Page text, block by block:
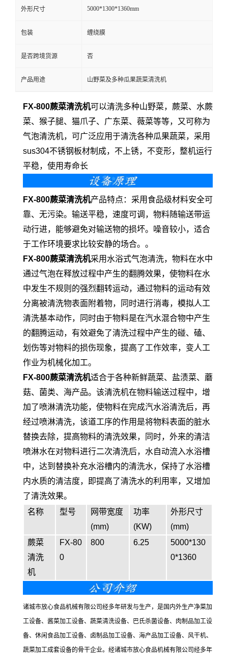
外形尺寸 5000*1300*1360mm
包装 缠绕膜
是否跨境货源 否
产品用途 山野菜及多种瓜果蔬菜清洗机
FX-800蕨菜清洗机可以清洗多种山野菜，蕨菜、水蕨
菜、猴子腿、猫爪子、广东菜、薇菜等等，又可称为
气泡清洗机， 可广泛应用于清洗各种瓜果蔬菜， 采用
sus304不锈钢板材制成，不上锈，不变形，整机运行
平稳，使用寿命长
FX-800蕨菜清洗机产品特点：采用食品级材料安全可
靠、无污染。输送平稳，速度可调，物料随输送带运
动行进，能够避免对输送物的损坏。噪音较小，适合
于工作环境要求比较安静的场合。。
FX-800蕨菜清洗机采用水浴式气泡清洗，物料在水中
通过气泡在释放过程中产生的翻腾效果，使物料在水
中发生不规则的强烈翻转运动，通过物料的运动有效
分离被清洗物表面附着物，同时进行消毒，模拟人工
清洗基本动作，同时由于物料是在汽水混合物中产生
的翻腾运动，有效避免了清洗过程中产生的碰、磕、
划伤等对物料的损伤现象，提高了工作效率，变人工
作业为机械化加工。
FX-800蕨菜清洗机适合于各种新鲜蔬菜、盐渍菜、蘑
菇、菌类、海产品。该清洗机在物料输送过程中，增
加了喷淋清洗功能，使物料在完成汽水浴清洗后，再
经过喷淋清洗，该道工序的作用是将物料表面的脏水
替换去除，提高物料的清洗效果，同时，外来的清洁
喷淋水在对物料进行二次清洗后，水自动流入水浴槽
中，达到替换补充水浴槽内的清洗水，保持了水浴槽
内水质的清洁度，即提高了清洗水的利用率，又增加
了清洗效果。
名称
型号
网带宽度
(mm)
功率
(KW)
外形尺寸
(mm)
蕨菜
清洗
机
FX-80
0
800 6.25
5000*130
0*1360
诸城市放心食品机械有限公司经多年研发与生产，是国内外生产净菜加
工设备、酱菜加工设备、蔬菜清洗设备、巴氏杀菌设备、肉制品加工设
备、休闲食品加工设备、卤制品加工设备、海产品加工设备、风干机、
蔬菜加工成套设备的骨干企业。经诸城市放心食品机械有限公司经多年